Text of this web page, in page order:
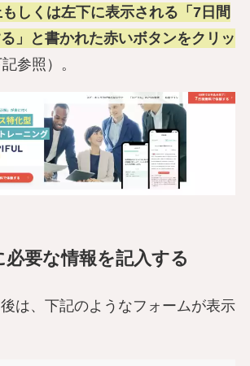
しくは左下に表示される「7日間
」と書かれた赤いボタンをクリッ
参照）。
必要な情報を記入する
は、下記のようなフォームが表示